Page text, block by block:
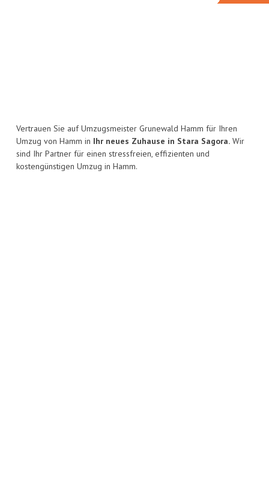
Vertrauen Sie auf Umzugsmeister Grunewald Hamm für Ihren
Umzug von Hamm in Ihr neues Zuhause in Stara Sagora. Wir
sind Ihr Partner für einen stressfreien, effizienten und
kostengünstigen Umzug in Hamm.